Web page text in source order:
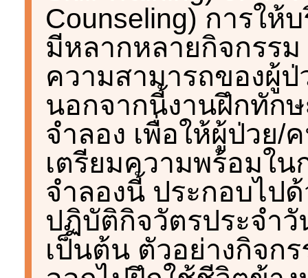
Counseling) การให้
มีหลากหลายกิจกรร
ความสามารถของผู้
นอกจากนี้งานฝึกทัก
จำลอง เพื่อให้ผู้ป่วย/
เตรียมความพร้อมใ
จำลองนี้ ประกอบไป
ปฏิบัติกิจวัตรประจำ
เป็นต้น ตัวอย่างกิจก